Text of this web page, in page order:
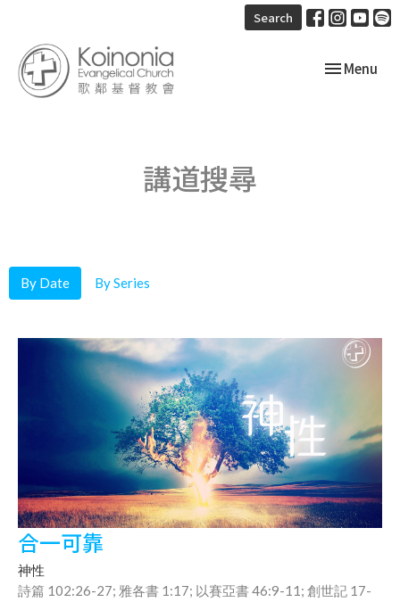
Search
Toggle
Menu
講道搜尋
By Date By Series
合一可靠
神性
詩篇 102:26-27; 雅各書 1:17; 以賽亞書 46:9-11; 創世記 17-